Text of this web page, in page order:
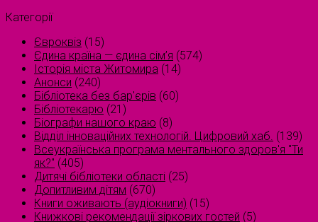
Категорії
Євроквіз (15)
Єдина країна — єдина сім’я (574)
Історія міста Житомира (14)
Анонси (240)
Бібліотека без бар'єрів (60)
Бібліотекарю (21)
Біографи нашого краю (8)
Відділ інноваційних технологій. Цифровий хаб. (139)
Всеукраїнська програма ментального здоров'я "Ти
як?" (405)
Дитячі бібліотеки області (25)
Допитливим дітям (670)
Книги оживають (аудіокниги) (15)
Книжкові рекомендації зіркових гостей (5)